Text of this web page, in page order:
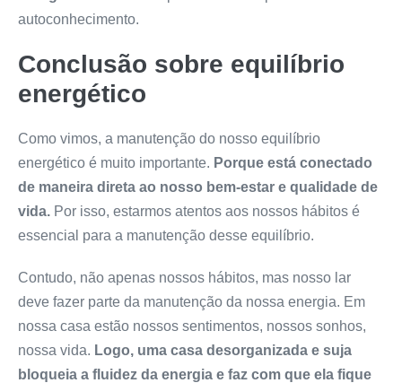
autoconhecimento.
Conclusão sobre equilíbrio
energético
Como vimos, a manutenção do nosso equilíbrio
energético é muito importante. Porque está conectado
de maneira direta ao nosso bem-estar e qualidade de
vida. Por isso, estarmos atentos aos nossos hábitos é
essencial para a manutenção desse equilíbrio.
Contudo, não apenas nossos hábitos, mas nosso lar
deve fazer parte da manutenção da nossa energia. Em
nossa casa estão nossos sentimentos, nossos sonhos,
nossa vida. Logo, uma casa desorganizada e suja
bloqueia a fluidez da energia e faz com que ela fique